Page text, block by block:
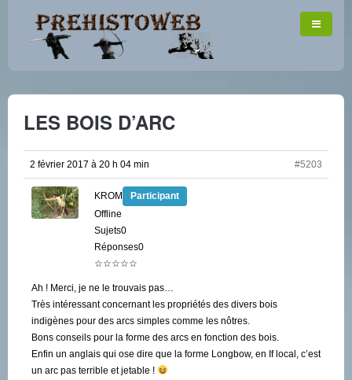
LES BOIS D’ARC
2 février 2017 à 20 h 04 min #5203
KROM
Participant
Offline
Sujets0
Réponses0
☆☆☆☆☆
Ah ! Merci, je ne le trouvais pas…
Très intéressant concernant les propriétés des divers bois
indigènes pour des arcs simples comme les nôtres.
Bons conseils pour la forme des arcs en fonction des bois.
Enfin un anglais qui ose dire que la forme Longbow, en If local, c’est
un arc pas terrible et jetable !